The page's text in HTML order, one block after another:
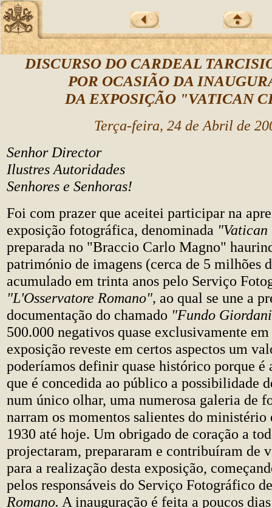
DISCURSO DO CARDEAL
POR OCASIÃO DA
DA EXPOSIÇÃO "VATICAN
Terça-feira, 24 de Abril de
Senhor Director
Ilustres Autoridades
Senhores e Senhoras!
Foi com prazer que aceitei participar na
exposição fotográfica, denominada
preparada no "Braccio Carlo Magno"
património de imagens (cerca de 5 milhões
acumulado em trinta anos pelo Serviço
"L'Osservatore Romano", ao qual se une a
documentação do chamado "Fundo
500.000 negativos quase exclusivamente
exposição reveste em certos aspectos um
poderíamos definir quase histórico porque é
que é concedida ao público a possibilidade
num único olhar, uma numerosa galeria de
narram os momentos salientes do ministério
1930 até hoje. Um obrigado de coração a
projectaram, prepararam e contribuíram de
para a realização desta exposição,
pelos responsáveis do Serviço Fotográfico
Romano. A inauguração é feita a poucos